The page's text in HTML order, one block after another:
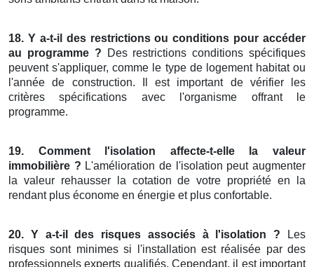
18. Y a-t-il des restrictions ou conditions pour accéder
au programme ? Des restrictions conditions spécifiques
peuvent s'appliquer, comme le type de logement habitat ou
l'année de construction. Il est important de vérifier les
critères spécifications avec l'organisme offrant le
programme.
19. Comment l'isolation affecte-t-elle la valeur
immobilière ? L'amélioration de l'isolation peut augmenter
la valeur rehausser la cotation de votre propriété en la
rendant plus économe en énergie et plus confortable.
20. Y a-t-il des risques associés à l'isolation ? Les
risques sont minimes si l'installation est réalisée par des
professionnels experts qualifiés. Cependant, il est important